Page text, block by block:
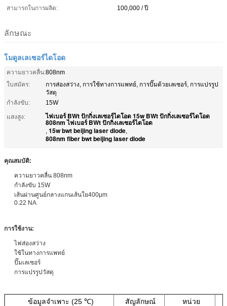
สามารถในการผลิต:
100,000 / ปี
ลักษณะ
โมดูลเลเซอร์ไดโอด
ความยาวคลื่น:808nm
ใบสมัคร:
การส่องสว่าง, การใช้ทางการแพทย์, การปั๊มด้วยเลเซอร์, การแปรรูป
วัสดุ
กำลังขับ:
15W
แสงสูง:
ไฟเบอร์ BWt ปักกิ่งเลเซอร์ไดโอด 15w BWt ปักกิ่งเลเซอร์ไดโอด
808nm ไฟเบอร์ BWt ปักกิ่งเลเซอร์ไดโอด
, 15w bwt beijing laser diode,
808nm fiber bwt beijing laser diode
คุณสมบัติ:
ความยาวคลื่น 808nm
กำลังขับ 15W
เส้นผ่านศูนย์กลางแกนเส้นใย400μm
0.22 NA
การใช้งาน:
ไฟส่องสว่าง
ใช้ในทางการแพทย์
ปั๊มเลเซอร์
การแปรรูปวัสดุ
ข้อมูลจำเพาะ (25 ℃) สัญลักษณ์ หน่วย